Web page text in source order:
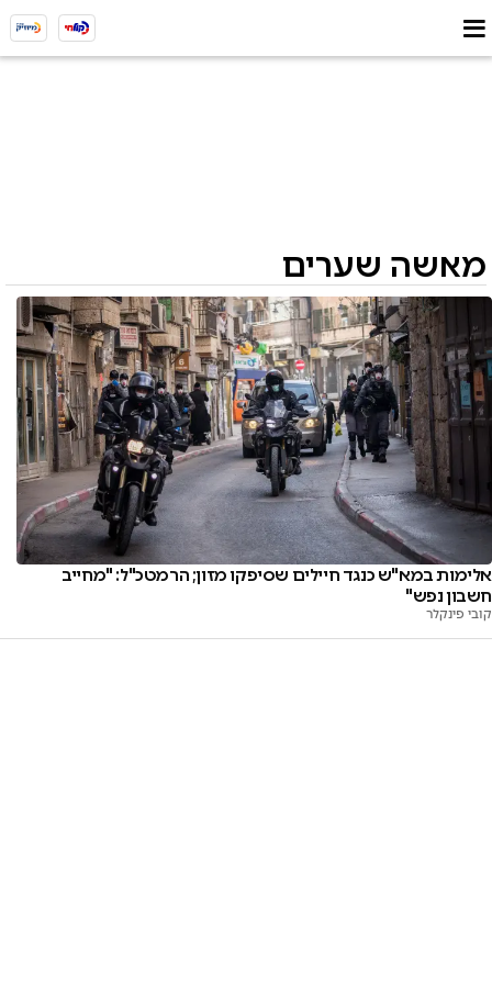
מאשה שערים
אלימות במא"ש כנגד חיילים שסיפקו מזון; הרמטכ"ל: "מחייב
חשבון נפש"
קובי פינקלר